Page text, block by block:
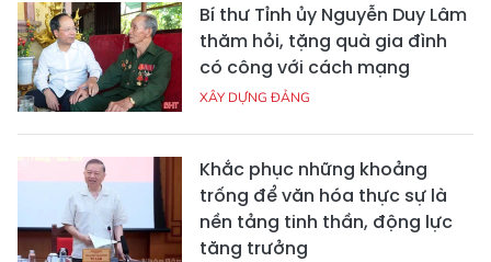
Bí thư Tỉnh ủy Nguyễn Duy Lâm
thăm hỏi, tặng quà gia đình
có công với cách mạng
XÂY DỰNG ĐẢNG
Khắc phục những khoảng
trống để văn hóa thực sự là
nền tảng tinh thần, động lực
tăng trưởng